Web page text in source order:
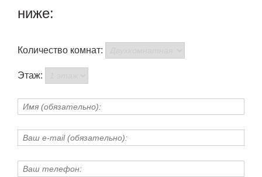
ниже:
Количество комнат:
Этаж: